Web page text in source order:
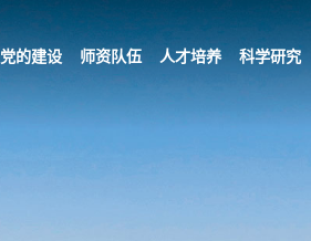
党的建设 师资队伍 人才培养 科学研究